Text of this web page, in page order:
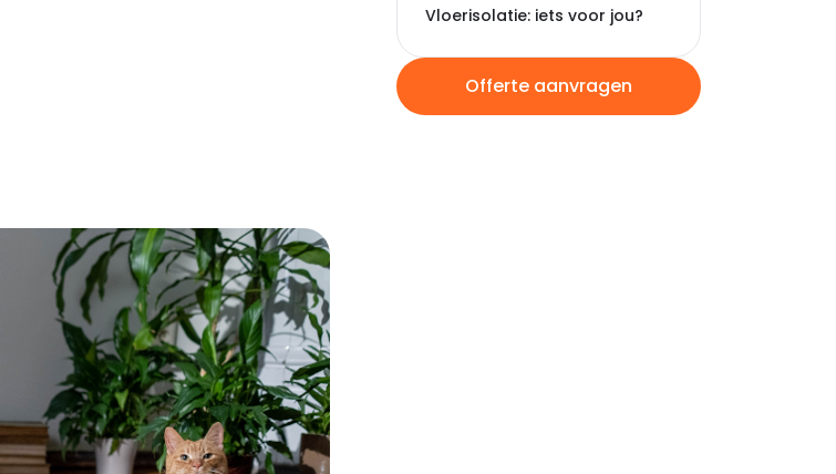
als het milieu. Door je vloer te
kosten, maar draag je ook
vloerisolatie zijn vrij eenvoudig zelf
Vloerisolatie: iets voor jou?
Offerte aanvragen